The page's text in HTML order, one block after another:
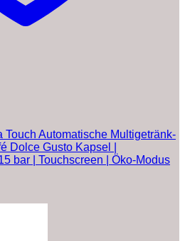
Touch Automatische Multigetränk-
Dolce Gusto Kapsel |
bar | Touchscreen | Öko-Modus